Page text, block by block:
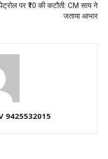
पर ₹10 की कटौती: CM साय ने
जताया आभार
9425532015